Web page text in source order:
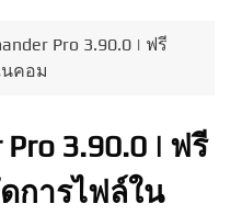
Pro 3.90.0 | ฟรี
นคอม
Pro 3.90.0 | ฟรี
การไฟล์ใน